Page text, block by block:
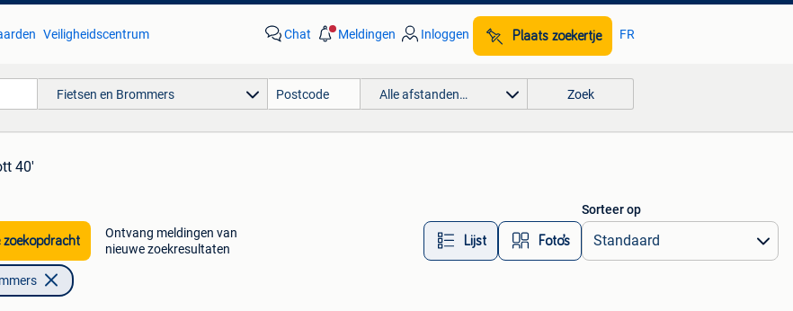
Veiligheidscentrum Chat Meldingen Inloggen Plaats zoekertje FR
Fietsen en Brommers Alle afstanden… Zoek
40'
zoekopdracht
Ontvang meldingen van
nieuwe zoekresultaten
Lijst Foto’s
Sorteer op